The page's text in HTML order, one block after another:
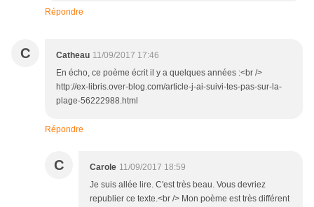
Répondre
C Catheau 11/09/2017 17:46
En écho, ce poème écrit il y a quelques années :<br />
http://ex-libris.over-blog.com/article-j-ai-suivi-tes-pas-sur-la-
plage-56222988.html
Répondre
C Carole 11/09/2017 18:59
Je suis allée lire. C'est très beau. Vous devriez
republier ce texte.<br /> Mon poème est très différent